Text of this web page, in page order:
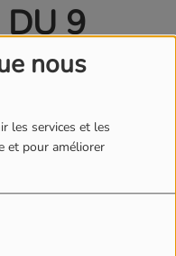
nous
les services et les
et pour améliorer
DU 9